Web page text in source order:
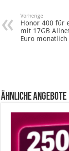
Vorherige
Honor 400 für
mit 17GB
Euro monatlich
Ähnliche Angebote